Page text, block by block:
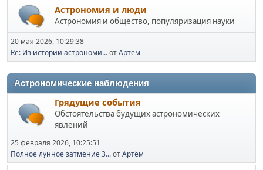
Астрономия и люди
Астрономия и общество, популяризация науки
20 мая 2026, 10:29:38
Re: Из истории астрономи...отАртём
Астрономические наблюдения
Грядущие события
Обстоятельства будущих астрономических
явлений
25 февраля 2026, 10:25:51
Полное лунное затмение 3...отАртём